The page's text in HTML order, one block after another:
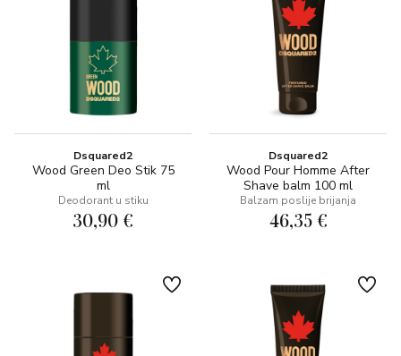
Dsquared2
Wood Green Deo Stik 75
ml
Deodorant u stiku
30,90 €
Dsquared2
Wood Pour Homme After
Shave balm 100 ml
Balzam poslije brijanja
46,35 €